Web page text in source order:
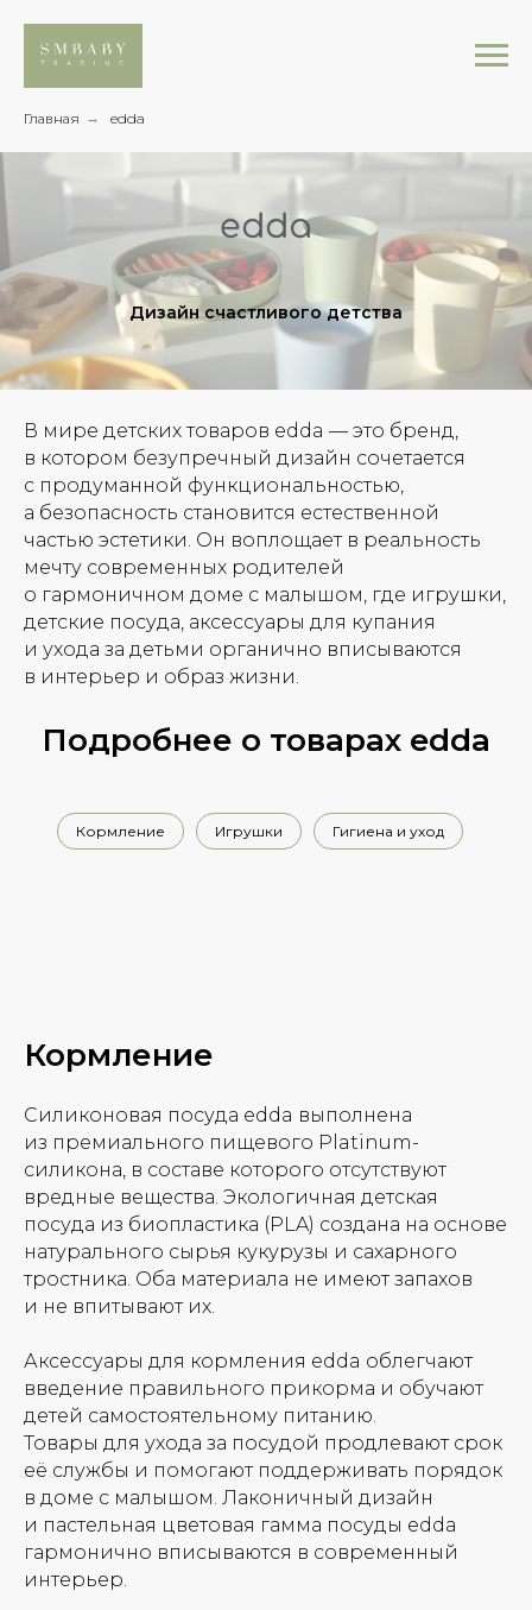
Главная → edda
Дизайн счастливого детства
В мире детских товаров edda — это бренд,
в котором безупречный дизайн сочетается
с продуманной функциональностью,
а безопасность становится естественной
частью эстетики. Он воплощает в реальность
мечту современных родителей
о гармоничном доме с малышом, где игрушки,
детские посуда, аксессуары для купания
и ухода за детьми органично вписываются
в интерьер и образ жизни.
Подробнее о товарах edda
Кормление Игрушки Гигиена и уход
Кормление
Силиконовая посуда edda выполнена
из премиального пищевого Platinum-
силикона, в составе которого отсутствуют
вредные вещества. Экологичная детская
посуда из биопластика (PLA) создана на основе
натурального сырья кукурузы и сахарного
тростника. Оба материала не имеют запахов
и не впитывают их.
Аксессуары для кормления edda облегчают
введение правильного прикорма и обучают
детей самостоятельному питанию.
Товары для ухода за посудой продлевают срок
её службы и помогают поддерживать порядок
в доме с малышом. Лаконичный дизайн
и пастельная цветовая гамма посуды edda
гармонично вписываются в современный
интерьер.